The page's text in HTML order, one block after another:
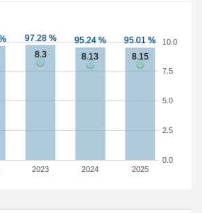
2023 2024 2025
0.0
2.5
5.0
7.5
10.0